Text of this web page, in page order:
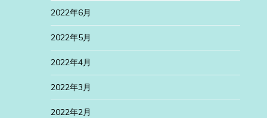
2022年6月
2022年5月
2022年4月
2022年3月
2022年2月